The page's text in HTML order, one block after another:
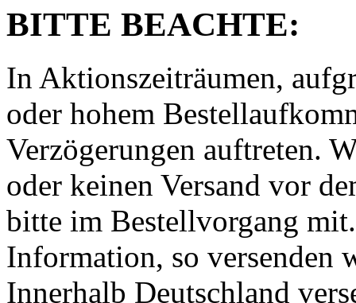
BITTE BEACHTE:
In Aktionszeiträumen,
oder hohem
Verzögerungen auftreten.
oder keinen Versand vor
bitte im Bestellvorgang
Information, so versenden
Innerhalb Deutschland